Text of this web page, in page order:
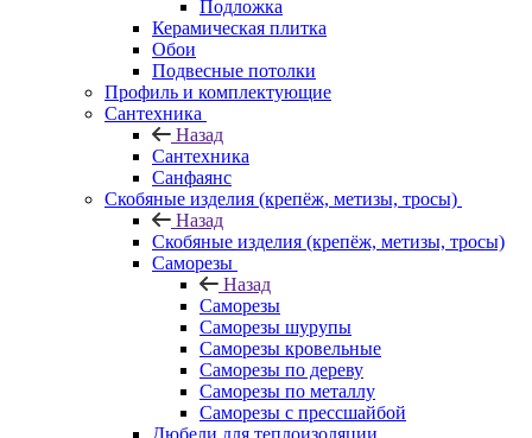
Подложка
Керамическая плитка
Обои
Подвесные потолки
Профиль и комплектующие
Сантехника
Назад
Сантехника
Санфаянс
Скобяные изделия (крепёж, метизы, тросы)
Назад
Скобяные изделия (крепёж, метизы, тросы)
Саморезы
Назад
Саморезы
Саморезы шурупы
Саморезы кровельные
Саморезы по дереву
Саморезы по металлу
Саморезы с прессшайбой
Дюбели для теплоизоляции